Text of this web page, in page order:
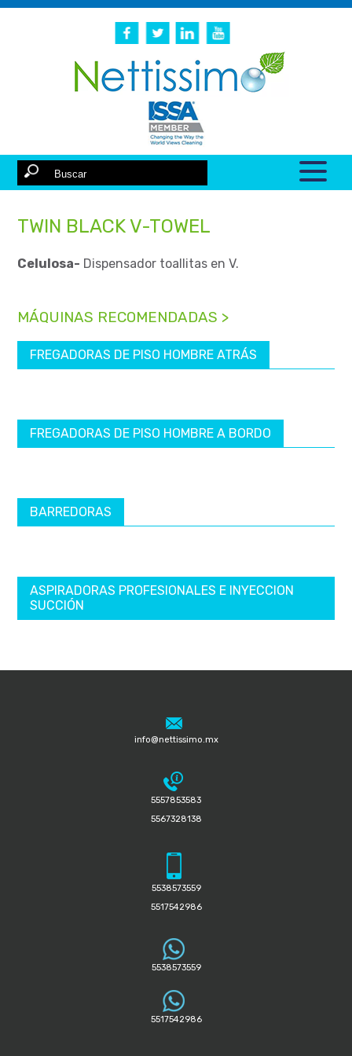
TWIN BLACK V-TOWEL
Celulosa- Dispensador toallitas en V.
MÁQUINAS RECOMENDADAS >
FREGADORAS DE PISO HOMBRE ATRÁS
FREGADORAS DE PISO HOMBRE A BORDO
BARREDORAS
ASPIRADORAS PROFESIONALES E INYECCION
SUCCIÓN
info@nettissimo.mx
5557853583
5567328138
5538573559
5517542986
5538573559
5517542986